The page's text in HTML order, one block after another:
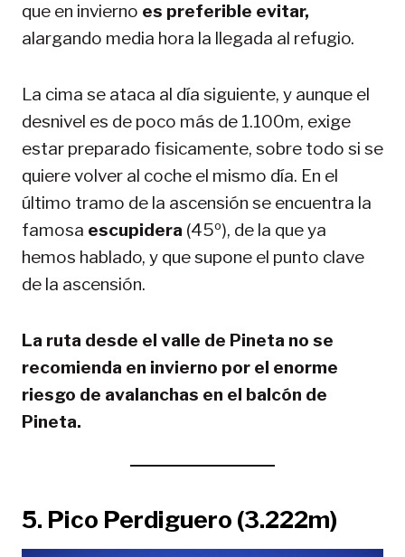
que en invierno es preferible evitar,
alargando media hora la llegada al refugio.
La cima se ataca al día siguiente, y aunque el
desnivel es de poco más de 1.100m, exige
estar preparado fisicamente, sobre todo si se
quiere volver al coche el mismo día. En el
último tramo de la ascensión se encuentra la
famosa escupidera (45º), de la que ya
hemos hablado, y que supone el punto clave
de la ascensión.
La ruta desde el valle de Pineta no se
recomienda en invierno por el enorme
riesgo de avalanchas en el balcón de
Pineta.
5. Pico Perdiguero (3.222m)